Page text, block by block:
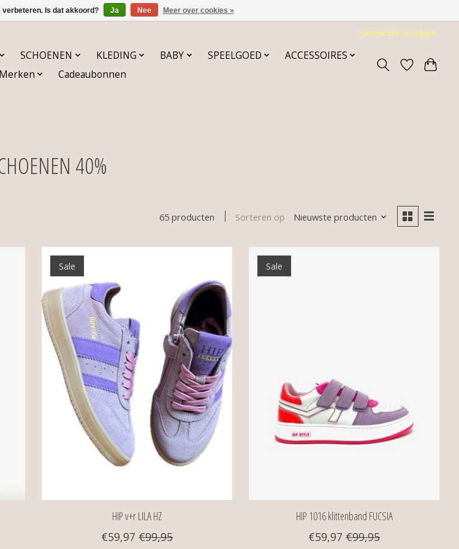
Aanmelden / Inloggen
SCHOENEN KLEDING BABY SPEELGOED
ACCESSOIRES
Merken
Cadeaubonnen
40%
65 producten Sorteren op Nieuwste producten
Sale
HIP v+r LILA HZ
€59,97 €99,95
Sale
HIP 1016 klittenband FUCSIA
€59,97 €99,95
verbeteren. Is dat akkoord? Ja Nee Meer over cookies »